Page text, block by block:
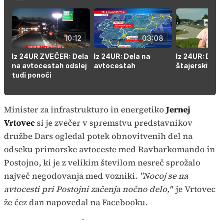
10:12
Iz 24UR ZVEČER: Dela
na avtocestah odslej
tudi ponoči
03:08
Iz 24UR: Dela na
avtocestah
Iz 24UR:
štajerski
Minister za infrastrukturo in energetikoJernej
Vrtovecsi je zvečer v spremstvu predstavnikov
družbe Dars ogledal potek obnovitvenih del na
odseku primorske avtoceste med Ravbarkomando in
Postojno, ki je z velikim številom nesreč sprožalo
največ negodovanja med vozniki. "Nocoj se na
avtocesti pri Postojni začenja nočno delo," je Vrtovec
že čez dan napovedal na Facebooku.